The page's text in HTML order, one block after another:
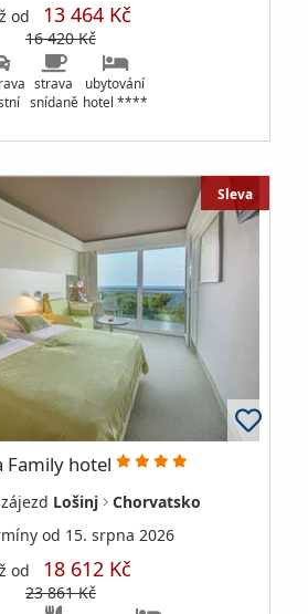
od 13 464 Kč
16 420 Kč
strava
snídaně
ubytování
hotel ****
Sleva
Family hotel
zájezd Lošinj
Chorvatsko
od 15. srpna 2026
od 18 612 Kč
23 861 Kč